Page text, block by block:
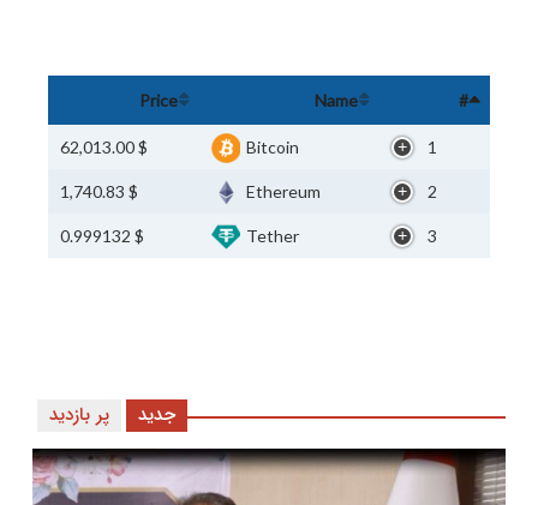
#
Name
Price
1
Bitcoin
$ 62,013.00
2
Ethereum
$ 1,740.83
3
Tether
$ 0.999132
پر بازدید جدید